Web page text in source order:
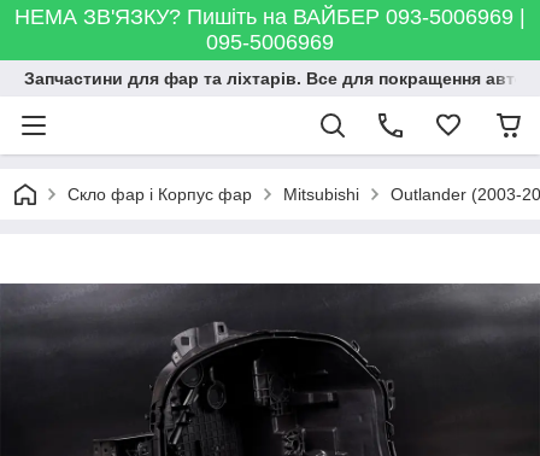
НЕМА ЗВ'ЯЗКУ? Пишіть на ВАЙБЕР 093-5006969 |
095-5006969
Запчастини для фар та ліхтарів. Все для покращення
Скло фар і Корпус фар Mitsubishi Outlander (2003-